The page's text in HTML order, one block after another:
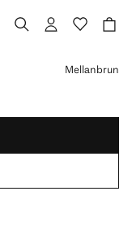
Mellanbrun